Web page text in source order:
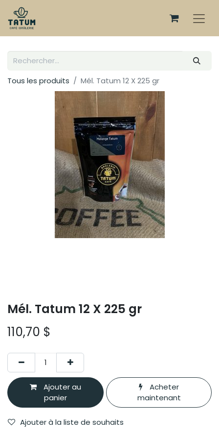
Tous les produits Mél. Tatum 12 X 225 gr
Mél. Tatum 12 X 225 gr
110,70 $
Ajouter au
panier
Acheter
maintenant
Ajouter à la liste de souhaits